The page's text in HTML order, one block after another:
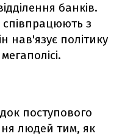
банків.
з
нав'язує політику
поступового
людей тим, як